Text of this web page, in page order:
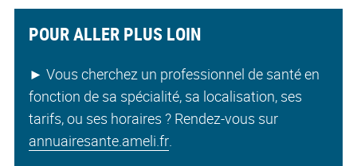
POUR ALLER PLUS LOIN
► Vous cherchez un professionnel de santé en
fonction de sa spécialité, sa localisation, ses
tarifs, ou ses horaires ? Rendez-vous sur
annuairesante.ameli.fr.